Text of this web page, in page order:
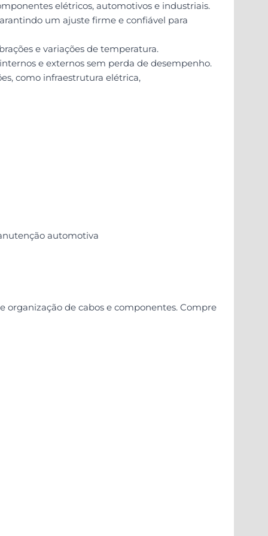
elétricos, automotivos e industriais.
um ajuste firme e confiável para
e variações de temperatura.
e externos sem perda de desempenho.
como infraestrutura elétrica,
automotiva
organização de cabos e componentes. Compre